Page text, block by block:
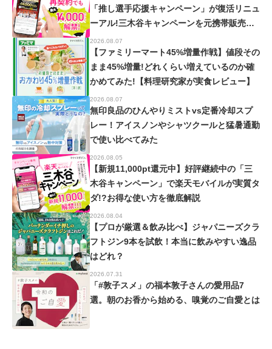
「推し選手応援キャンペーン」が復活リニュ
ーアル!三木谷キャンペーンを元携帯販売員
が徹底解説!【楽天イーグルス・ヴィッセル
神戸】
2026.08.07
【ファミリーマート45%増量作戦】値段その
まま45%増量!どれくらい増えているのか確
かめてみた!【料理研究家が実食レビュー】
2026.08.07
無印良品のひんやりミストvs定番冷却スプ
レー！アイスノンやシャツクールと猛暑通勤
で使い比べてみた
2026.08.05
【新規11,000pt還元中】好評継続中の「三
木谷キャンペーン」で楽天モバイルが実質タ
ダ!?お得な使い方を徹底解説
2026.08.04
【プロが厳選＆飲み比べ】ジャパニーズクラ
フトジン9本を試飲！本当に飲みやすい逸品
はどれ？
2026.07.31
「#敦子スメ」の福本敦子さんの愛用品7
選。朝のお香から始める、嗅覚のご自愛とは